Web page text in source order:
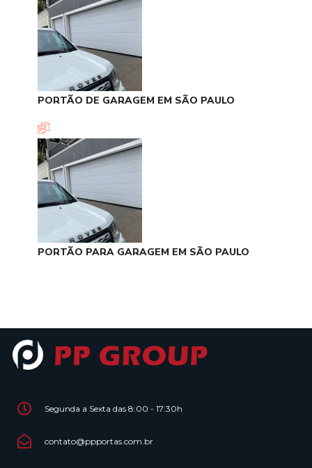
PORTÃO DE GARAGEM EM SÃO PAULO
PORTÃO PARA GARAGEM EM SÃO PAULO
Segunda a Sexta das 8:00 - 17:30h
contato@ppportas.com.br